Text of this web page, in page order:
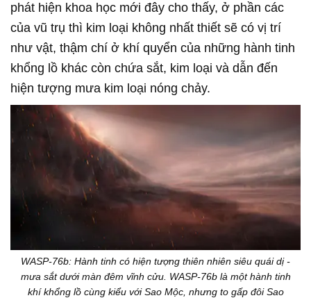
phát hiện khoa học mới đây cho thấy, ở phần các
của vũ trụ thì kim loại không nhất thiết sẽ có vị trí
như vật, thậm chí ở khí quyển của những hành tinh
khổng lồ khác còn chứa sắt, kim loại và dẫn đến
hiện tượng mưa kim loại nóng chảy.
WASP-76b: Hành tinh có hiện tượng thiên nhiên siêu quái dị -
mưa sắt dưới màn đêm vĩnh cửu. WASP-76b là một hành tinh
khí khổng lồ cùng kiểu với Sao Mộc, nhưng to gấp đôi Sao